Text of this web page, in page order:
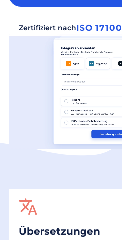
Zertifiziert nachISO 17100
Übersetzungen